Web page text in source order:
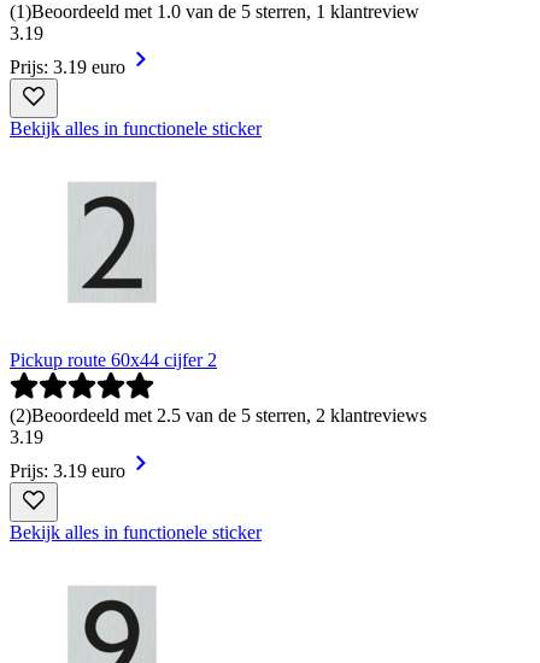
(1)Beoordeeld met 1.0 van de 5 sterren, 1 klantreview
3.19
Prijs: 3.19 euro
Bekijk alles in functionele sticker
Pickup route 60x44 cijfer 2
(2)Beoordeeld met 2.5 van de 5 sterren, 2 klantreviews
3.19
Prijs: 3.19 euro
Bekijk alles in functionele sticker